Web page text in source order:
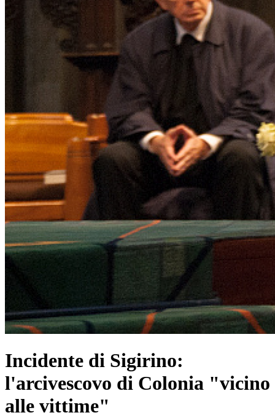
Incidente di Sigirino:
l'arcivescovo di Colonia "vicino
alle vittime"